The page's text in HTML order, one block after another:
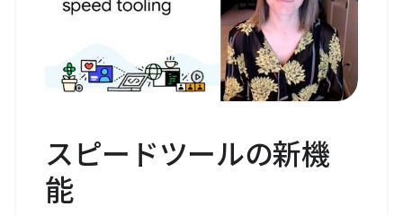
スピードツールの新機
能